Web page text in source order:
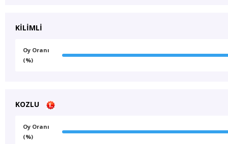
KİLİMLİ
Oy Oranı
(%)
KOZLU
Oy Oranı
(%)